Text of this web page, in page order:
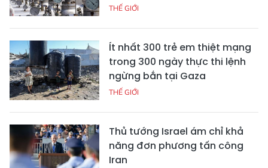
THẾ GIỚI
Ít nhất 300 trẻ em thiệt mạng
trong 300 ngày thực thi lệnh
ngừng bắn tại Gaza
THẾ GIỚI
Thủ tướng Israel ám chỉ khả
năng đơn phương tấn công
Iran